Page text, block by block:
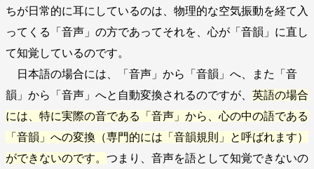
ちが日常的に耳にしているのは、物理的な空気振動を経て入
ってくる「音声」の方であってそれを、心が「音韻」に直し
て知覚しているのです。
日本語の場合には、「音声」から「音韻」へ、また「音
韻」から「音声」へと自動変換されるのですが、 英語の場合
には、特に実際の音である「音声」から、心の中の語である
「音韻」への変換（専門的には「音韻規則」と呼ばれます）
ができないのです。 つまり、音声を語として知覚できないの